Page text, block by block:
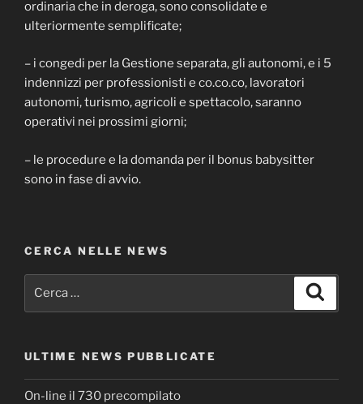
ordinaria che in deroga, sono consolidate e
ulteriormente semplificate;
– i congedi per la Gestione separata, gli autonomi, e i 5
indennizzi per professionisti e co.co.co, lavoratori
autonomi, turismo, agricoli e spettacolo, saranno
operativi nei prossimi giorni;
– le procedure e la domanda per il bonus babysitter
sono in fase di avvio.
CERCA NELLE NEWS
ULTIME NEWS PUBBLICATE
On-line il 730 precompilato